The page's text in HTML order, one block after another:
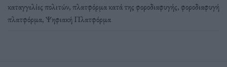
καταγγελίες πολιτών,πλατφόρμα κατά της φοροδιαφυγής,φοροδιαφυγή
πλατφόρμα,Ψηφιακή Πλατφόρμα